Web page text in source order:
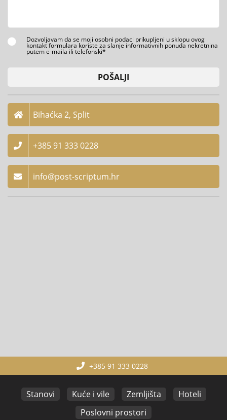
Dozvoljavam da se moji osobni podaci prikupljeni u sklopu ovog
kontakt formulara koriste za slanje informativnih ponuda nekretnina
putem e-maila ili telefonski*
POŠALJI
Bihaćka 2, Split
+385 91 333 0228
info@post-scriptum.hr
+385 91 333 0228
Stanovi Kuće i vile Zemljišta
Hoteli
Poslovni prostori